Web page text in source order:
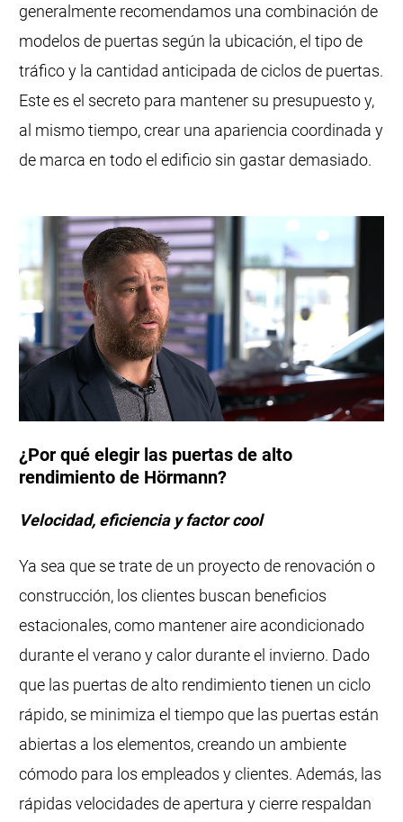
generalmente recomendamos una combinación de
modelos de puertas según la ubicación, el tipo de
tráfico y la cantidad anticipada de ciclos de puertas.
Este es el secreto para mantener su presupuesto y,
al mismo tiempo, crear una apariencia coordinada y
de marca en todo el edificio sin gastar demasiado.
¿Por qué elegir las puertas de alto
rendimiento de Hörmann?
Velocidad, eficiencia y factor cool
Ya sea que se trate de un proyecto de renovación o
construcción, los clientes buscan beneficios
estacionales, como mantener aire acondicionado
durante el verano y calor durante el invierno. Dado
que las puertas de alto rendimiento tienen un ciclo
rápido, se minimiza el tiempo que las puertas están
abiertas a los elementos, creando un ambiente
cómodo para los empleados y clientes. Además, las
rápidas velocidades de apertura y cierre respaldan